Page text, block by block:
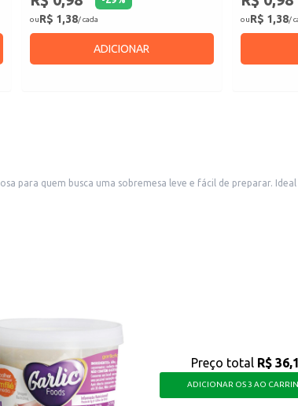
ouR$ 1,38/ cada
ADICIONAR
ouR$ 1,38/
para quem busca uma sobremesa leve e fácil de preparar.
Preço total R$
ADICIONAR OS 3 AO